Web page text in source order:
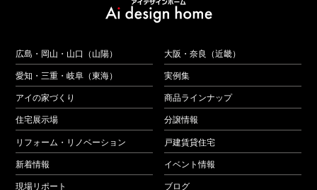
広島・岡山・山口（山陽） 大阪・奈良（近畿）
愛知・三重・岐阜（東海） 実例集
アイの家づくり 商品ラインナップ
住宅展示場 分譲情報
リフォーム・リノベーション 戸建賃貸住宅
新着情報 イベント情報
現場リポート ブログ